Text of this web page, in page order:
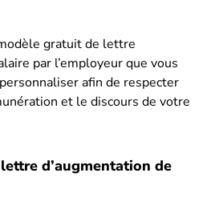
gratuit de lettre
par l’employeur que vous
afin de respecter
et le discours de votre
lettre d’augmentation de